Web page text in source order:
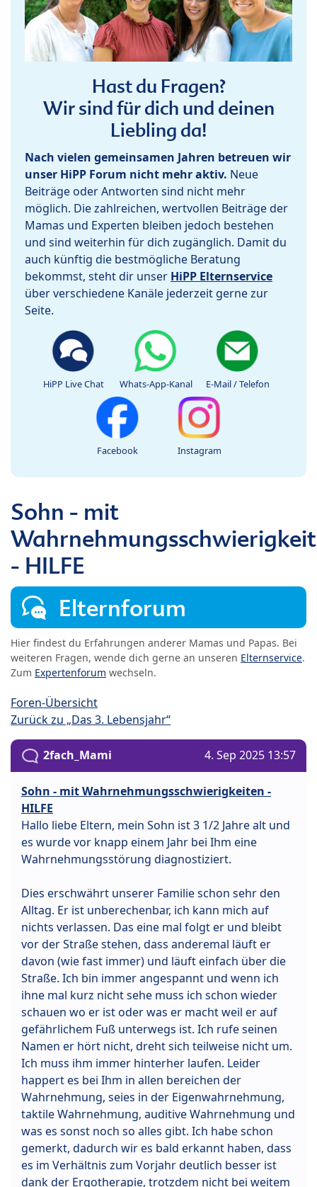
Hast du Fragen?
Wir sind für dich und deinen
Liebling da!
Nach vielen gemeinsamen Jahren betreuen wir
unser HiPP Forum nicht mehr aktiv. Neue
Beiträge oder Antworten sind nicht mehr
möglich. Die zahlreichen, wertvollen Beiträge der
Mamas und Experten bleiben jedoch bestehen
und sind weiterhin für dich zugänglich. Damit du
auch künftig die bestmögliche Beratung
bekommst, steht dir unser HiPP Elternservice
über verschiedene Kanäle jederzeit gerne zur
Seite.
HiPP Live Chat Whats-App-Kanal E-Mail / Telefon
Facebook Instagram
Sohn - mit
- HILFE
Elternforum
Hier findest du Erfahrungen anderer Mamas und Papas. Bei
weiteren Fragen, wende dich gerne an unseren Elternservice.
Zum Expertenforum wechseln.
Foren-Übersicht
Zurück zu „Das 3. Lebensjahr“
2fach_Mami 4. Sep 2025 13:57
Sohn - mit Wahrnehmungsschwierigkeiten -
HILFE
Hallo liebe Eltern, mein Sohn ist 3 1/2 Jahre alt und
es wurde vor knapp einem Jahr bei Ihm eine
Wahrnehmungsstörung diagnostiziert.
Dies erschwährt unserer Familie schon sehr den
Alltag. Er ist unberechenbar, ich kann mich auf
nichts verlassen. Das eine mal folgt er und bleibt
vor der Straße stehen, dass anderemal läuft er
davon (wie fast immer) und läuft einfach über die
Straße. Ich bin immer angespannt und wenn ich
ihne mal kurz nicht sehe muss ich schon wieder
schauen wo er ist oder was er macht weil er auf
gefährlichem Fuß unterwegs ist. Ich rufe seinen
Namen er hört nicht, dreht sich teilweise nicht um.
Ich muss ihm immer hinterher laufen. Leider
happert es bei Ihm in allen bereichen der
Wahrnehmung, seies in der Eigenwahrnehmung,
taktile Wahrnehmung, auditive Wahrnehmung und
was es sonst noch so alles gibt. Ich habe schon
gemerkt, dadurch wir es bald erkannt haben, dass
es im Verhältnis zum Vorjahr deutlich besser ist
dank der Ergotherapie, trotzdem nicht bei weitem